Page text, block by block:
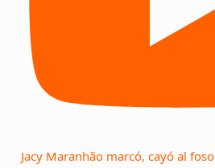
Jacy Maranhão marcó, cayó al